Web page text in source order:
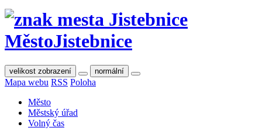
MěstoJistebnice
velikost zobrazení normální
Mapa webu RSS Poloha
Město
Městský úřad
Volný čas